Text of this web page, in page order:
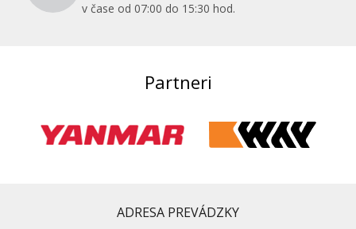
v čase od 07:00 do 15:30 hod.
Partneri
ADRESA PREVÁDZKY